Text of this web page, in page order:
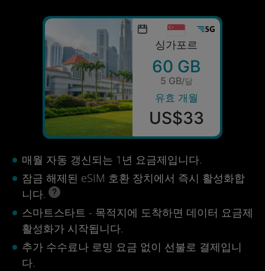
싱가포르
60 GB
5 GB/달
유효 개월
US$33
매월 자동 갱신되는 1년 요금제입니다.
잠금 해제된 eSIM 호환 장치에서 즉시 활성화합
니다.
스마트스타트 - 목적지에 도착하면 데이터 요금제
활성화가 시작됩니다.
추가 수수료나 로밍 요금 없이 선불로 결제입니
다.